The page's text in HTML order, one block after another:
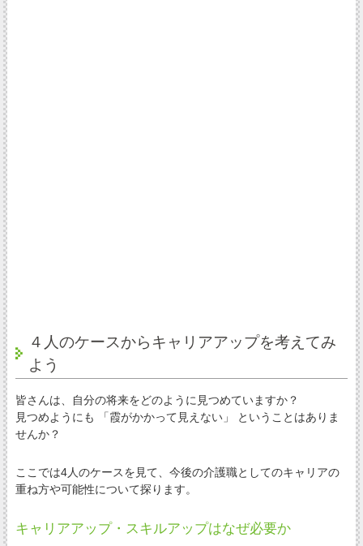
４人のケースからキャリアアップを考えてみ
よう
皆さんは、自分の将来をどのように見つめていますか？
見つめようにも 「霞がかかって見えない」 ということはありま
せんか？
ここでは4人のケースを見て、今後の介護職としてのキャリアの
重ね方や可能性について探ります。
キャリアアップ・スキルアップはなぜ必要か